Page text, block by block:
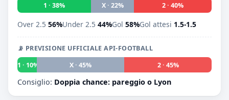
1 · 38% X · 22% 2 · 40%
Over 2.5 56%Under 2.5 44%Gol 58%Gol attesi 1.5-1.5
📡 PREVISIONE UFFICIALE API-FOOTBALL
1 · 10%
X · 45% 2 · 45%
Consiglio: Doppia chance: pareggio o Lyon